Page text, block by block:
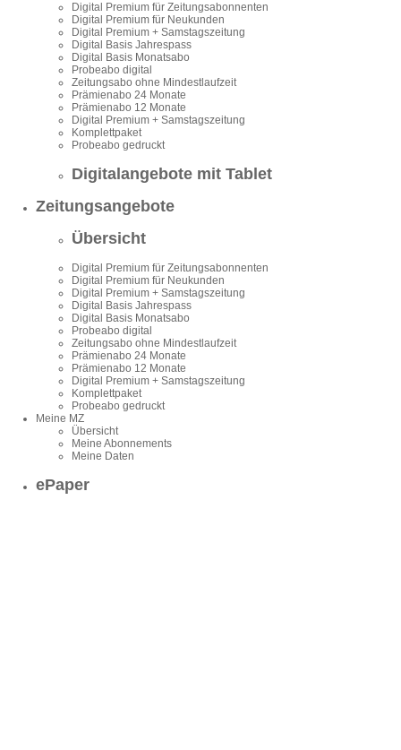
Digital Premium für Zeitungsabonnenten
Digital Premium für Neukunden
Digital Premium + Samstagszeitung
Digital Basis Jahrespass
Digital Basis Monatsabo
Probeabo digital
Zeitungsabo ohne Mindestlaufzeit
Prämienabo 24 Monate
Prämienabo 12 Monate
Digital Premium + Samstagszeitung
Komplettpaket
Probeabo gedruckt
Digitalangebote mit Tablet
Zeitungsangebote
Übersicht
Digital Premium für Zeitungsabonnenten
Digital Premium für Neukunden
Digital Premium + Samstagszeitung
Digital Basis Jahrespass
Digital Basis Monatsabo
Probeabo digital
Zeitungsabo ohne Mindestlaufzeit
Prämienabo 24 Monate
Prämienabo 12 Monate
Digital Premium + Samstagszeitung
Komplettpaket
Probeabo gedruckt
Meine MZ
Übersicht
Meine Abonnements
Meine Daten
ePaper